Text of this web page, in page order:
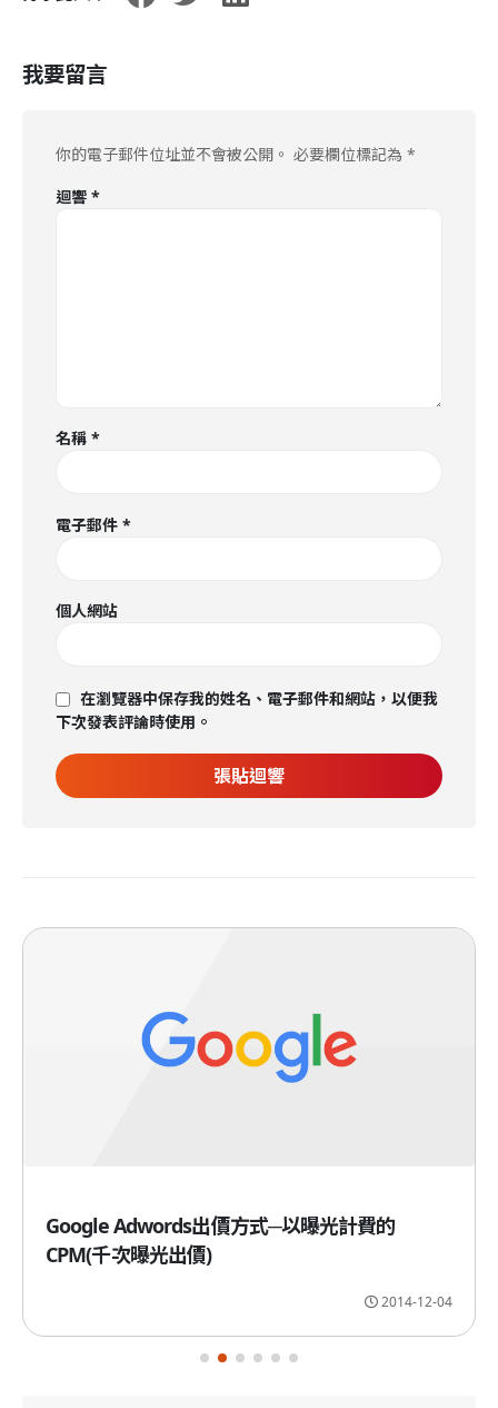
我要留言
你的電子郵件位址並不會被公開。 必要欄位標記為 *
迴響 *
名稱 *
電子郵件 *
個人網站
在瀏覽器中保存我的姓名、電子郵件和網站，以便我
下次發表評論時使用。
2014-12-04
Google Adwords出價方式─以曝光計費的
CPM(千次曝光出價)